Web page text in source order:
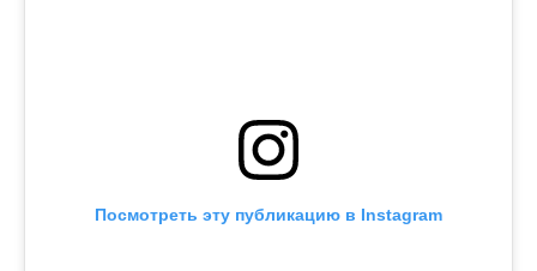
Посмотреть эту публикацию в Instagram